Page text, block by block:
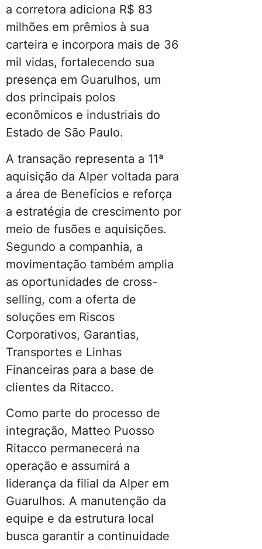
a corretora adiciona R$ 83
milhões em prêmios à sua
carteira e incorpora mais de 36
mil vidas, fortalecendo sua
presença em Guarulhos, um
dos principais polos
econômicos e industriais do
Estado de São Paulo.
A transação representa a 11ª
aquisição da Alper voltada para
a área de Benefícios e reforça
a estratégia de crescimento por
meio de fusões e aquisições.
Segundo a companhia, a
movimentação também amplia
as oportunidades de cross-
selling, com a oferta de
soluções em Riscos
Corporativos, Garantias,
Transportes e Linhas
Financeiras para a base de
clientes da Ritacco.
Como parte do processo de
integração, Matteo Puosso
Ritacco permanecerá na
operação e assumirá a
liderança da filial da Alper em
Guarulhos. A manutenção da
equipe e da estrutura local
busca garantir a continuidade